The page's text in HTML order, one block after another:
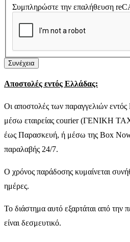
Συμπληρώστε την επαλήθευση
Συνέχεια
Αποστολές εντός Ελλάδας:
Οι αποστολές των παραγγελιών εντός
μέσω εταιρείας courier (ΓΕΝΙΚΗ
έως Παρασκευή, ή μέσω της Box
παραλαβής 24/7.
Ο χρόνος παράδοσης κυμαίνεται
ημέρες.
Το διάστημα αυτό εξαρτάται από την
είναι δεσμευτικό.